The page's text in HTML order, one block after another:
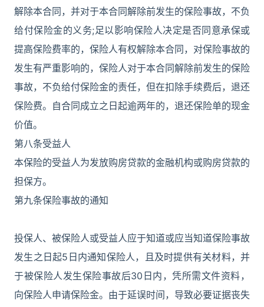
解除本合同，并对于本合同解除前发生的保险事故，不负
给付保险金的义务;足以影响保险人决定是否同意承保或
提高保险费率的，保险人有权解除本合同，对保险事故的
发生有严重影响的，保险人对于本合同解除前发生的保险
事故，不负给付保险金的责任，但在扣除手续费后，退还
保险费。自合同成立之日起逾两年的，退还保险单的现金
价值。
第八条受益人
本保险的受益人为发放购房贷款的金融机构或购房贷款的
担保方。
第九条保险事故的通知
投保人、被保险人或受益人应于知道或应当知道保险事故
发生之日起5日内通知保险人，且及时提供有关材料，并
于被保险人发生保险事故后30日内，凭所需文件资料，
向保险人申请保险金。由于延误时间，导致必要证据丧失